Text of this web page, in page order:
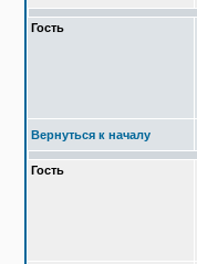
Гость
Вернуться к началу
Гость